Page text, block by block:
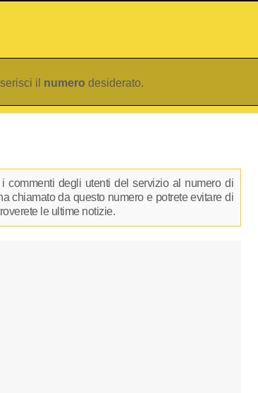
il numero desiderato.
commenti degli utenti del servizio al numero di
chiamato da questo numero e potrete evitare di
le ultime notizie.